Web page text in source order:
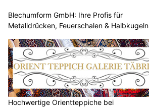
Blechumform GmbH: Ihre Profis für
Metalldrücken, Feuerschalen & Halbkugeln
Hochwertige Orientteppiche bei